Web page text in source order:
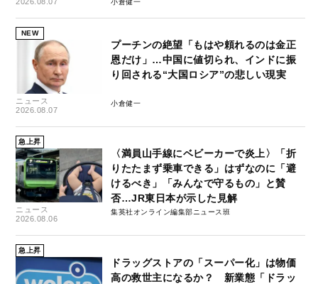
小倉健一
NEW
ニュース
2026.08.07
プーチンの絶望「もはや頼れるのは金正
恩だけ」…中国に値切られ、インドに振
り回される“大国ロシア”の悲しい現実
小倉健一
急上昇
ニュース
2026.08.06
〈満員山手線にベビーカーで炎上〉「折
りたたまず乗車できる」はずなのに「避
けるべき」「みんなで守るもの」と賛
否…JR東日本が示した見解
集英社オンライン編集部ニュース班
急上昇
ドラッグストアの「スーパー化」は物価
高の救世主になるか？ 新業態「ドラッ